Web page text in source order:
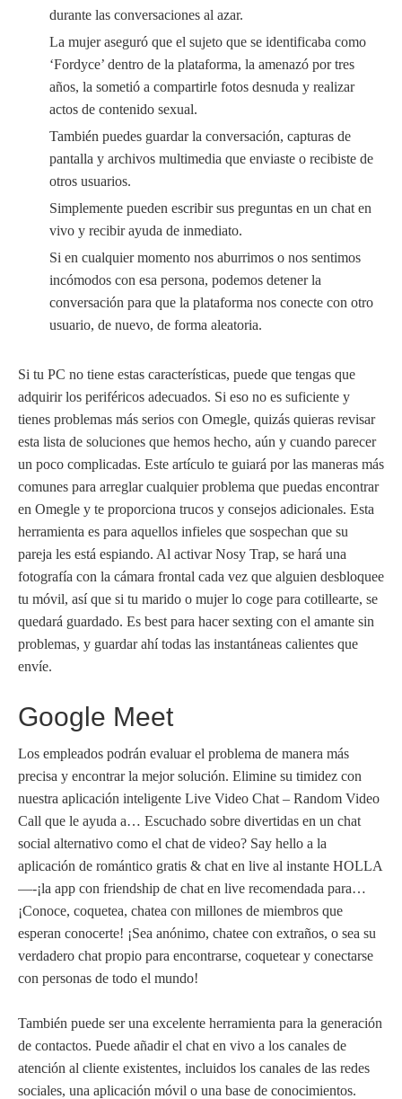
durante las conversaciones al azar.
La mujer aseguró que el sujeto que se identificaba como
‘Fordyce’ dentro de la plataforma, la amenazó por tres
años, la sometió a compartirle fotos desnuda y realizar
actos de contenido sexual.
También puedes guardar la conversación, capturas de
pantalla y archivos multimedia que enviaste o recibiste de
otros usuarios.
Simplemente pueden escribir sus preguntas en un chat en
vivo y recibir ayuda de inmediato.
Si en cualquier momento nos aburrimos o nos sentimos
incómodos con esa persona, podemos detener la
conversación para que la plataforma nos conecte con otro
usuario, de nuevo, de forma aleatoria.
Si tu PC no tiene estas características, puede que tengas que
adquirir los periféricos adecuados. Si eso no es suficiente y
tienes problemas más serios con Omegle, quizás quieras revisar
esta lista de soluciones que hemos hecho, aún y cuando parecer
un poco complicadas. Este artículo te guiará por las maneras más
comunes para arreglar cualquier problema que puedas encontrar
en Omegle y te proporciona trucos y consejos adicionales. Esta
herramienta es para aquellos infieles que sospechan que su
pareja les está espiando. Al activar Nosy Trap, se hará una
fotografía con la cámara frontal cada vez que alguien desbloquee
tu móvil, así que si tu marido o mujer lo coge para cotillearte, se
quedará guardado. Es best para hacer sexting con el amante sin
problemas, y guardar ahí todas las instantáneas calientes que
envíe.
Google Meet
Los empleados podrán evaluar el problema de manera más
precisa y encontrar la mejor solución. Elimine su timidez con
nuestra aplicación inteligente Live Video Chat – Random Video
Call que le ayuda a… Escuchado sobre divertidas en un chat
social alternativo como el chat de video? Say hello a la
aplicación de romántico gratis & chat en live al instante HOLLA
—-¡la app con friendship de chat en live recomendada para…
¡Conoce, coquetea, chatea con millones de miembros que
esperan conocerte! ¡Sea anónimo, chatee con extraños, o sea su
verdadero chat propio para encontrarse, coquetear y conectarse
con personas de todo el mundo!
También puede ser una excelente herramienta para la generación
de contactos. Puede añadir el chat en vivo a los canales de
atención al cliente existentes, incluidos los canales de las redes
sociales, una aplicación móvil o una base de conocimientos.